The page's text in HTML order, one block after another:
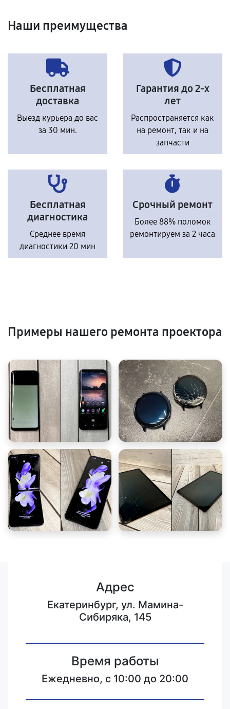
Наши преимущества
Бесплатная
доставка
Выезд курьера до вас
за 30 мин.
Гарантия до 2-х
лет
Распространяется как
на ремонт, так и на
запчасти
Бесплатная
диагностика
Среднее время
диагностики 20 мин
Срочный ремонт
Более 88% поломок
ремонтируем за 2 часа
Примеры нашего ремонта проектора
Адрес
Екатеринбург, ул. Мамина-
Сибиряка, 145
Время работы
Ежедневно, с 10:00 до 20:00